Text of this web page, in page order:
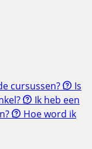
cursussen?
Is
Ik heb een
Hoe word ik